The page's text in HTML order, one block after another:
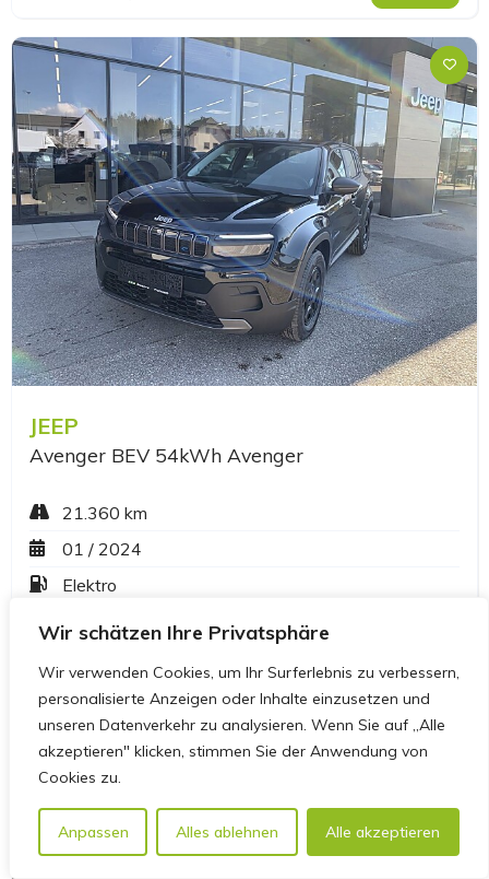
Wir schätzen Ihre Privatsphäre
Wir verwenden Cookies, um Ihr Surferlebnis zu verbessern,
personalisierte Anzeigen oder Inhalte einzusetzen und
unseren Datenverkehr zu analysieren. Wenn Sie auf „Alle
akzeptieren" klicken, stimmen Sie der Anwendung von
Cookies zu.
Anpassen Alles ablehnen Alle akzeptieren